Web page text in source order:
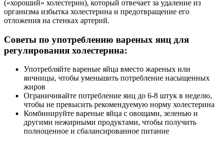
(«хороший» холестерин), который отвечает за удаление из
организма избытка холестерина и предотвращение его
отложения на стенках артерий.
Советы по употреблению вареных яиц для
регулирования холестерина:
Употребляйте вареные яйца вместо жареных или
яичницы, чтобы уменьшить потребление насыщенных
жиров
Ограничивайте потребление яиц до 6-8 штук в неделю,
чтобы не превысить рекомендуемую норму холестерина
Комбинируйте вареные яйца с овощами, зеленью и
другими нежирными продуктами, чтобы получить
полноценное и сбалансированное питание